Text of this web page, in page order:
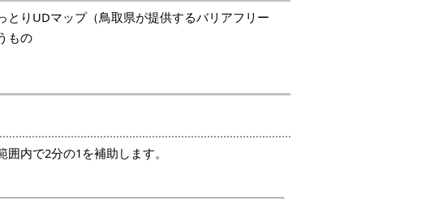
りUDマップ（鳥取県が提供するバリアフリー
もの
内で2分の1を補助します。